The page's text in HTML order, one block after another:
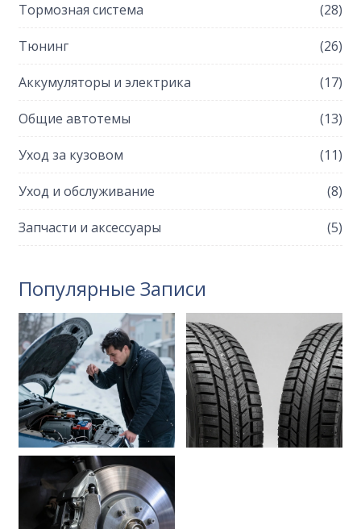
Тормозная система (28)
Тюнинг (26)
Аккумуляторы и электрика (17)
Общие автотемы (13)
Уход за кузовом (11)
Уход и обслуживание (8)
Запчасти и аксессуары (5)
Популярные Записи